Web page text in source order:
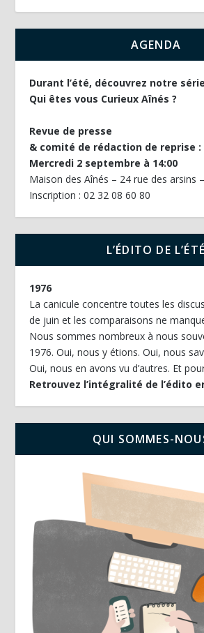
AGENDA
Durant l’été, découvrez notre
Qui êtes vous Curieux Aînés ?
Revue de presse
& comité de rédaction de reprise :
Mercredi 2 septembre à 14:00
Maison des Aînés – 24 rue des arsins
Inscription : 02 32 08 60 80
L’ÉDITO DE L’ÉTÉ
1976
La canicule concentre toutes les
de juin et les comparaisons ne
Nous sommes nombreux à nous
1976. Oui, nous y étions. Oui, nous
Oui, nous en avons vu d’autres. Et
Retrouvez l’intégralité de l’édito
QUI SOMMES-